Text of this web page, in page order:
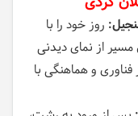
روز خود را با
از نمای دیدنی
و هماهنگی با